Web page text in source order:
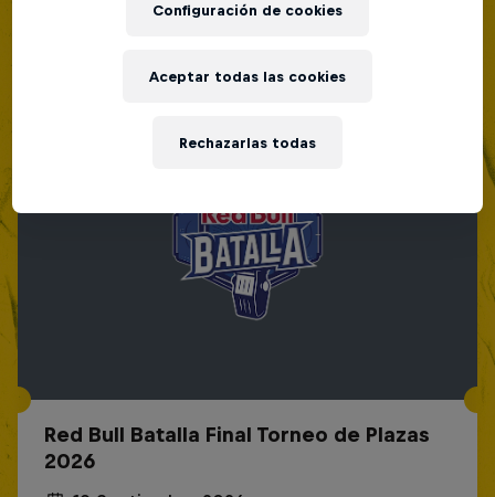
Red Bull Batalla Final Torneo de Plazas
2026
Configuración de cookies
Rechazarlas todas
Aceptar todas las cookies